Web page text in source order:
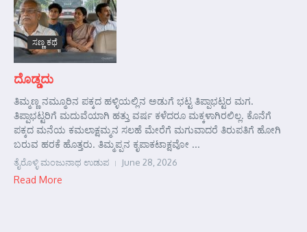
ಸಣ್ಣ ಕಥೆ
ದೊಡ್ಡದು
ತಿಮ್ಮಣ್ಣ ನಮ್ಮೂರಿನ ಪಕ್ಕದ ಹಳ್ಳಿಯಲ್ಲಿನ ಅಡುಗೆ ಭಟ್ಟ ತಿಪ್ಪಾಭಟ್ಟರ ಮಗ.
ತಿಪ್ಪಾಭಟ್ಟರಿಗೆ ಮದುವೆಯಾಗಿ ಹತ್ತು ವರ್ಷ ಕಳೆದರೂ ಮಕ್ಕಳಾಗಿರಲಿಲ್ಲ. ಕೊನೆಗೆ
ಪಕ್ಕದ ಮನೆಯ ಕಮಲಾಕ್ಷಮ್ಮನ ಸಲಹೆ ಮೇರೆಗೆ ಮಗುವಾದರೆ ತಿರುಪತಿಗೆ ಹೋಗಿ
ಬರುವ ಹರಕೆ ಹೊತ್ತರು. ತಿಮ್ಮಪ್ಪನ ಕೃಪಾಕಟಾಕ್ಷವೋ ...
ತೈರೊಳ್ಳಿ ಮಂಜುನಾಥ ಉಡುಪ June 28, 2026
Read More